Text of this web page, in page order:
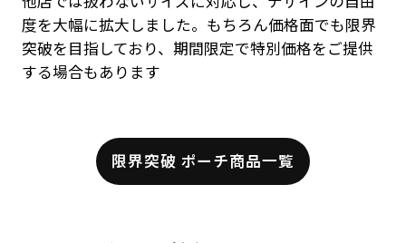
度を大幅に拡大しました。もちろん価格面でも限界
突破を目指しており、期間限定で特別価格をご提供
する場合もあります
限界突破 ポーチ商品一覧